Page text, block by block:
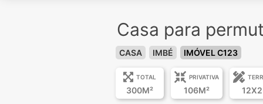
Casa para
CASA IMBÉ IMÓVEL C123
TOTAL
300M²
PRIVATIVA
106M²